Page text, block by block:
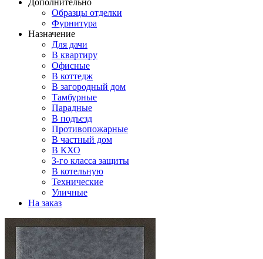
Дополнительно
Образцы отделки
Фурнитура
Назначение
Для дачи
В квартиру
Офисные
В коттедж
В загородный дом
Тамбурные
Парадные
В подъезд
Противопожарные
В частный дом
В КХО
3-го класса защиты
В котельную
Технические
Уличные
На заказ